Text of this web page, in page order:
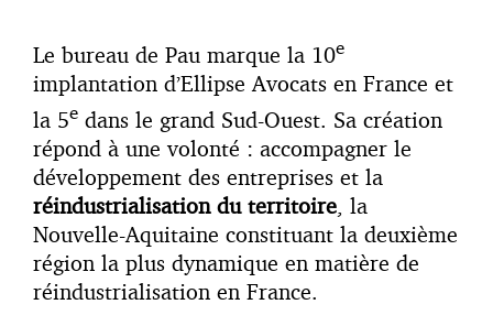
Le bureau de Pau marque la 10e
implantation d’Ellipse Avocats en France et
la 5e dans le grand Sud-Ouest. Sa création
répond à une volonté : accompagner le
développement des entreprises et la
réindustrialisation du territoire , la
Nouvelle-Aquitaine constituant la deuxième
région la plus dynamique en matière de
réindustrialisation en France.